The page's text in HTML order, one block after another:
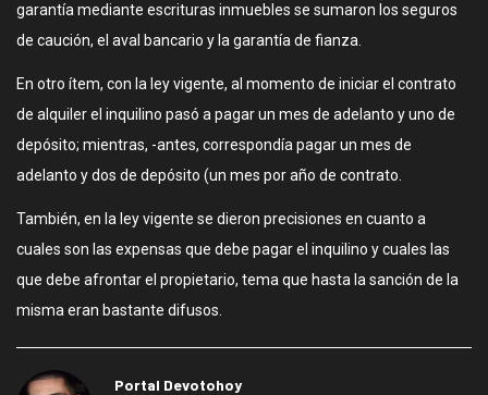
garantía mediante escrituras inmuebles se sumaron los seguros
de caución, el aval bancario y la garantía de fianza.
En otro ítem, con la ley vigente, al momento de iniciar el contrato
de alquiler el inquilino pasó a pagar un mes de adelanto y uno de
depósito; mientras, -antes, correspondía pagar un mes de
adelanto y dos de depósito (un mes por año de contrato.
También, en la ley vigente se dieron precisiones en cuanto a
cuales son las expensas que debe pagar el inquilino y cuales las
que debe afrontar el propietario, tema que hasta la sanción de la
misma eran bastante difusos.
Portal Devotohoy